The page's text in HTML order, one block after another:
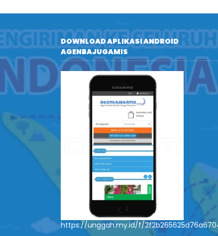
DOWNLOAD APLIKASI ANDROID
AGENBAJUGAMIS
https://unggah.my.id/f/